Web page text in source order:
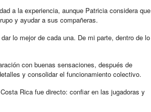
a la experiencia, aunque Patricia considera que
y ayudar a sus compañeras.
lo mejor de cada una. De mi parte, dentro de lo
con buenas sensaciones, después de
y consolidar el funcionamiento colectivo.
Rica fue directo: confiar en las jugadoras y